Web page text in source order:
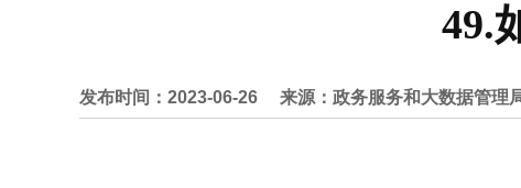
49.
发布时间：2023-06-26 来源：政务服务和大数据管理